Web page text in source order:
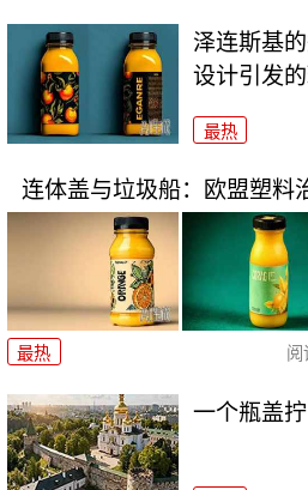
泽连斯基
设计引发
最热
连体盖与垃圾船：欧盟塑料
最热 阅
一个瓶盖